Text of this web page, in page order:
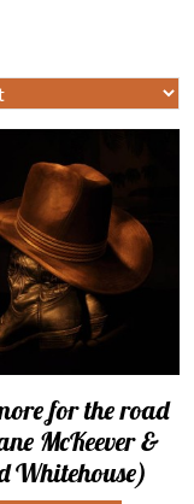
for the road
McKeever &
Whitehouse)